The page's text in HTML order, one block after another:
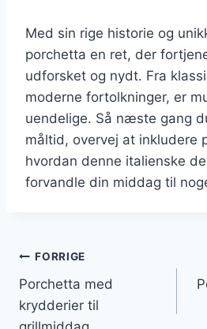
Med sin rige historie og
porchetta en ret, der
udforsket og nydt. Fra
moderne fortolkninger, er
uendelige. Så næste gang
måltid, overvej at inkludere
hvordan denne italienske
forvandle din middag til
Indlægsnavigation
FORRIGE
Porchetta med
krydderier til